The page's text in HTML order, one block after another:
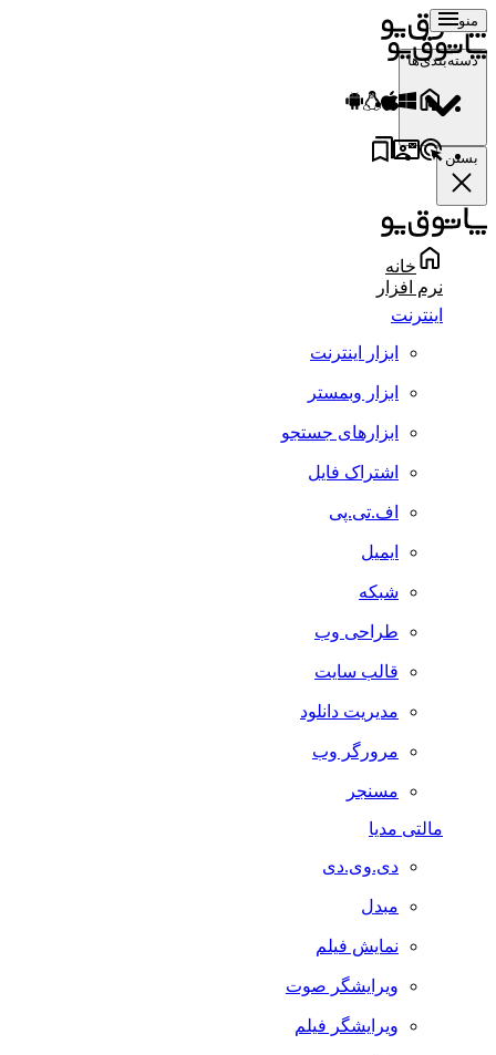
منو
دسته‌بندی‌ها
بستن
خانه
نرم افزار
اینترنت
ابزار اینترنت
ابزار وبمستر
ابزارهای جستجو
اشتراک فایل
اف.تی.پی
ایمیل
شبکه
طراحی وب
قالب سایت
مدیریت دانلود
مرورگر وب
مسنجر
مالتی مدیا
دی.وی.دی
مبدل
نمایش فیلم
ویرایشگر صوت
ویرایشگر فیلم